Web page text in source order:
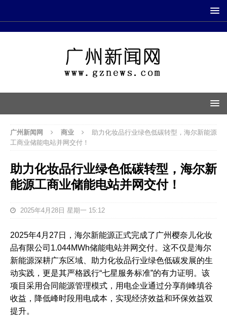
广州新闻网 商业
助力化妆品行业绿色低碳转型，海尔新能源
工商业储能电站并网交付！
助力化妆品行业绿色低碳转型，海尔新
能源工商业储能电站并网交付！
2025年4月28日 星期一 15:12
2025年4月27日，海尔新能源正式完成了广州樱奈儿化妆
品有限公司1.044MWh储能电站并网交付。这不仅是海尔
新能源深耕广东区域、助力化妆品行业绿色低碳发展的生
动实践，更是其严格践行“七星服务标准”的有力证明。该
项目采用合同能源管理模式，用电企业通过分享削峰填谷
收益，降低峰时段用电成本，实现经济效益和环保效益双
提升。